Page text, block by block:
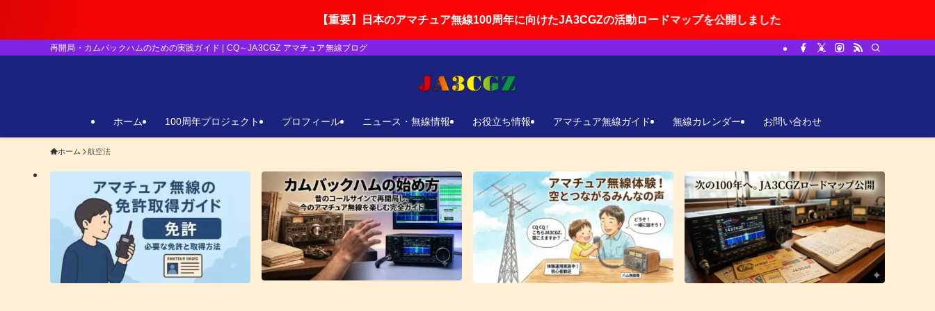
【重要】日本のアマチュア無線100周年に向けたJA3CGZの活動ロードマップを公開しました
再開局・カムバックハムのための実践ガイド | CQ～JA3CGZ アマチュア無線ブログ
ホーム 100周年プロジェクト プロフィール ニュース・無線情報 お役立ち情報 アマチュア無線ガイド 無線カレンダー お問い合わせ
ホーム 航空法